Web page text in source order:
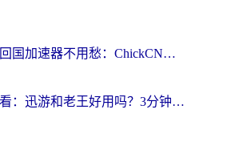
海外党选回国加速器不用愁：ChickCN和洞见哪个好？一篇搞定所有疑问
海外党必看：迅游和老王好用吗？3分钟选对加速国内网络的加速器